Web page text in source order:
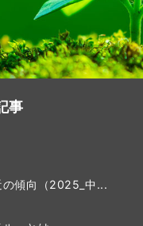
事
の傾向（2025_中...